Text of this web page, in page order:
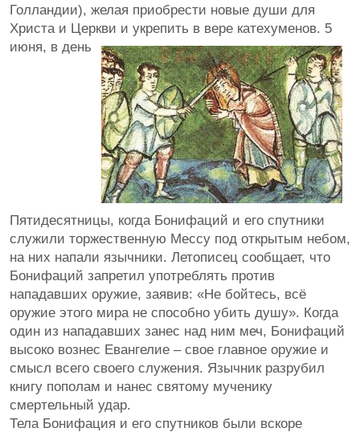
Голландии), желая приобрести новые души для
Христа и Церкви и укрепить в вере катехуменов. 5
июня, в день
Пятидесятницы, когда Бонифаций и его спутники
служили торжественную Мессу под открытым небом,
на них напали язычники. Летописец сообщает, что
Бонифаций запретил употреблять против
нападавших оружие, заявив: «Не бойтесь, всё
оружие этого мира не способно убить душу». Когда
один из нападавших занес над ним меч, Бонифаций
высоко вознес Евангелие – свое главное оружие и
смысл всего своего служения. Язычник разрубил
книгу пополам и нанес святому мученику
смертельный удар.
Тела Бонифация и его спутников были вскоре